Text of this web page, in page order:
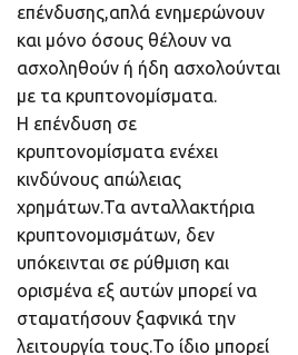
επένδυσης,απλά ενημερώνουν
και μόνο όσους θέλουν να
ασχοληθούν ή ήδη ασχολούνται
με τα κρυπτονομίσματα.
Η επένδυση σε
κρυπτονομίσματα ενέχει
κινδύνους απώλειας
χρημάτων.Τα ανταλλακτήρια
κρυπτονομισμάτων, δεν
υπόκεινται σε ρύθμιση και
ορισμένα εξ αυτών μπορεί να
σταματήσουν ξαφνικά την
λειτουργία τους.Το ίδιο μπορεί